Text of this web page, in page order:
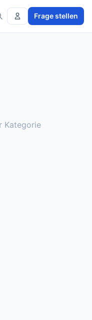
Frage stellen
Kategorie